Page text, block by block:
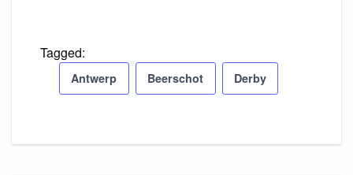
Tagged:
Antwerp Beerschot Derby